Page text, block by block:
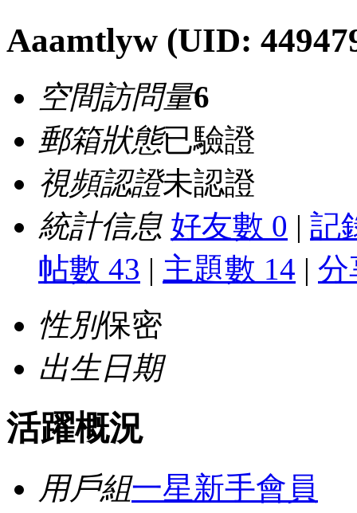
Aaamtlyw (UID:
空間訪問量6
郵箱狀態已驗證
視頻認證未認證
統計信息 好友數 0 | 記
帖數 43 | 主題數 14 | 分
性別保密
出生日期
活躍概況
用戶組一星新手會員